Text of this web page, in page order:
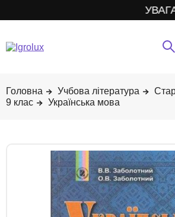
Учбова література
9 клас
Українська мова